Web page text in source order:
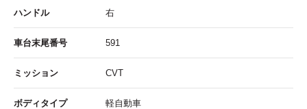
ハンドル 右
車台末尾番号 591
ミッション CVT
ボディタイプ 軽自動車